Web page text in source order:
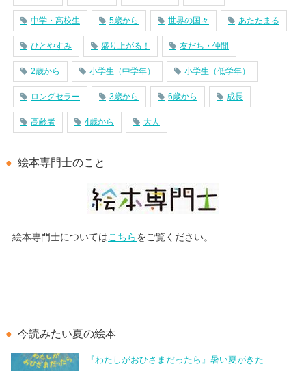
中学・高校生 5歳から 世界の国々 あたたまる
ひとやすみ 盛り上がる！ 友だち・仲間
2歳から 小学生（中学年） 小学生（低学年）
ロングセラー 3歳から 6歳から 成長
高齢者 4歳から 大人
絵本専門士のこと
絵本専門士については こちら をご覧ください。
今読みたい夏の絵本
『わたしがおひさまだったら』暑い夏がきた